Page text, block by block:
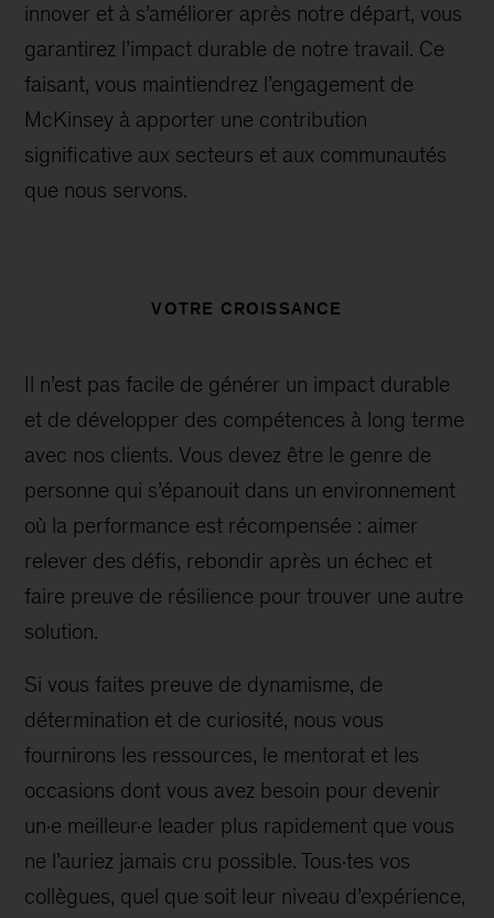
innover et à s’améliorer après notre départ, vous
garantirez l’impact durable de notre travail. Ce
faisant, vous maintiendrez l’engagement de
McKinsey à apporter une contribution
significative aux secteurs et aux communautés
que nous servons.
VOTRE CROISSANCE
Il n’est pas facile de générer un impact durable
et de développer des compétences à long terme
avec nos clients. Vous devez être le genre de
personne qui s’épanouit dans un environnement
où la performance est récompensée : aimer
relever des défis, rebondir après un échec et
faire preuve de résilience pour trouver une autre
solution.
Si vous faites preuve de dynamisme, de
détermination et de curiosité, nous vous
fournirons les ressources, le mentorat et les
occasions dont vous avez besoin pour devenir
un·e meilleur·e leader plus rapidement que vous
ne l’auriez jamais cru possible. Tous·tes vos
collègues, quel que soit leur niveau d’expérience,